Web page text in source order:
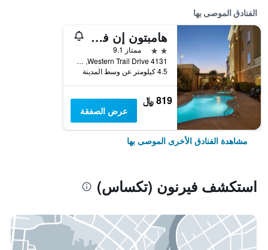
الفنادق الموصى بها
هامبتون إن فيرنون
2 نجمتين
ممتاز 9.1
4131 Western Trail Drive, فيرنون (تكساس), TX, الولايات المتحدة الأميريكية
4.5 كيلومتر عن وسط المدينة
819 ﷼
عرض الصفقة
مشاهدة الفنادق الأخرى الموصى بها
استكشف فيرنون (تكساس)